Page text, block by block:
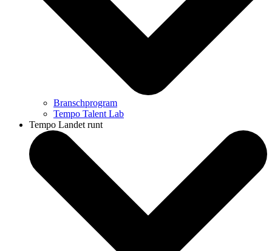
Branschprogram
Tempo Talent Lab
Tempo Landet runt